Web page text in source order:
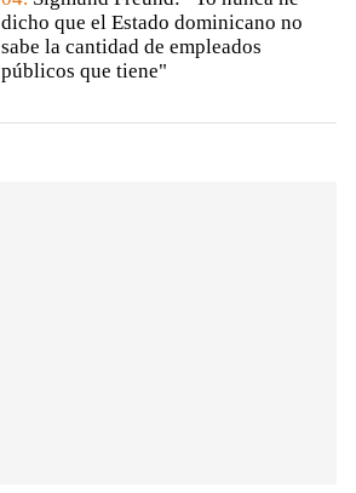
dicho que el Estado dominicano no
sabe la cantidad de empleados
públicos que tiene"